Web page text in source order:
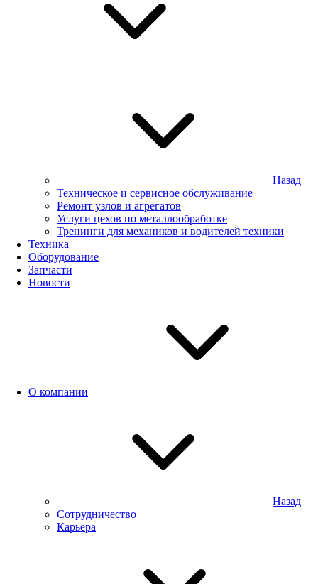
Назад
Техническое и сервисное обслуживание
Ремонт узлов и агрегатов
Услуги цехов по металлообработке
Тренинги для механиков и водителей техники
Техника
Оборудование
Запчасти
Новости
О компании
Назад
Сотрудничество
Карьера